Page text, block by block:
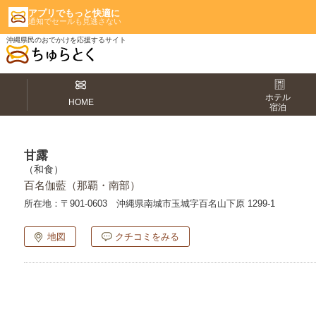
アプリでもっと快適に
通知でセールも見逃さない
沖縄県民のおでかけを応援するサイト
HOME
ホテル
宿泊
甘露
（和食）
百名伽藍（那覇・南部）
所在地： 〒901-0603 沖縄県南城市玉城字百名山下原 1299-1
地図 クチコミをみる